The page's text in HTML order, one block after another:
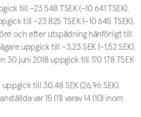
till –23 548 TSEK (–10 641 TSEK).
till –23 825 TSEK (–10 645 TSEK).
och efter utspädning hänförligt till
uppgick till –3,23 SEK (–1,52 SEK).
30 juni 2018 uppgick till 170 178 TSEK
till 30,48 SEK (26,96 SEK).
var 15 (11) varav 14 (10) inom